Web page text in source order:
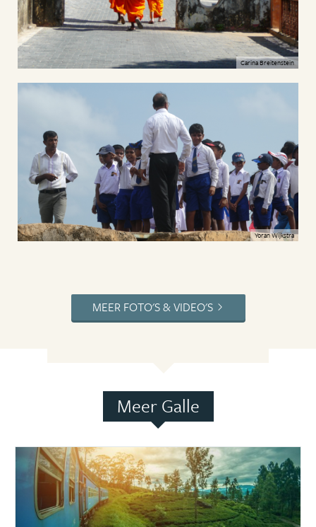
Carina Breitenstein
Yoran Wijkstra
MEER FOTO'S & VIDEO'S
Meer Galle